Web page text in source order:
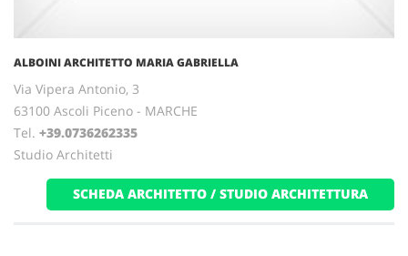
ALBOINI ARCHITETTO MARIA GABRIELLA
Via Vipera Antonio, 3
63100 Ascoli Piceno - MARCHE
Tel. +39.0736262335
Studio Architetti
SCHEDA ARCHITETTO / STUDIO ARCHITETTURA